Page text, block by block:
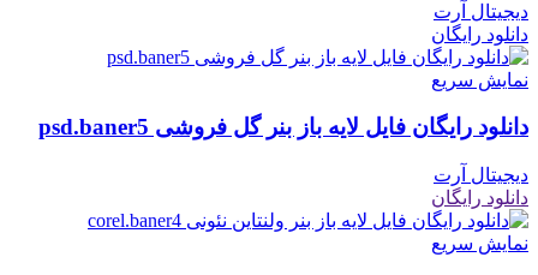
دیجیتال آرت
دانلود رایگان
نمایش سریع
دانلود رایگان فایل لایه باز بنر گل فروشی psd.baner5
دیجیتال آرت
دانلود رایگان
نمایش سریع